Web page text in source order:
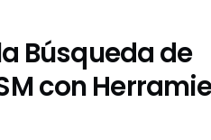
Búsqueda de
con